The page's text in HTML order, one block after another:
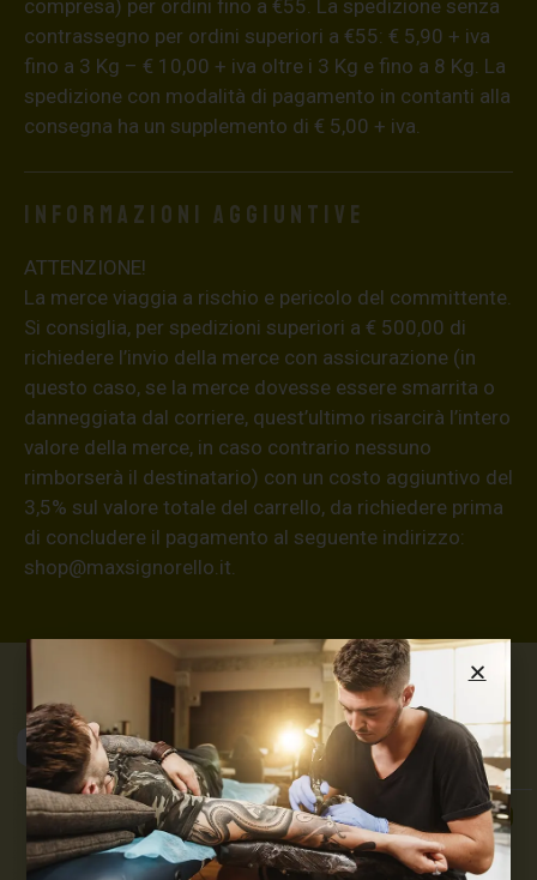
compresa) per ordini fino a €55. La spedizione senza
contrassegno per ordini superiori a €55: € 5,90 + iva
fino a 3 Kg – € 10,00 + iva oltre i 3 Kg e fino a 8 Kg. La
spedizione con modalità di pagamento in contanti alla
consegna ha un supplemento di € 5,00 + iva.
Informazioni aggiuntive
ATTENZIONE!
La merce viaggia a rischio e pericolo del committente.
Si consiglia, per spedizioni superiori a € 500,00 di
richiedere l’invio della merce con assicurazione (in
questo caso, se la merce dovesse essere smarrita o
danneggiata dal corriere, quest’ultimo risarcirà l’intero
valore della merce, in caso contrario nessuno
rimborserà il destinatario) con un costo aggiuntivo del
3,5% sul valore totale del carrello, da richiedere prima
di concludere il pagamento al seguente indirizzo:
shop@maxsignorello.it
Max Signorello
Tattoo Supply
TUTTO PER IL TUO
TATTOO STUDIO